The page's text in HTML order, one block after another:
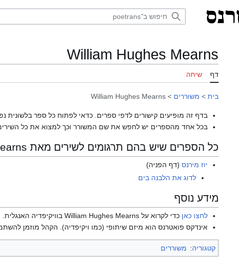
William Hughes Mearns
דף שיחה
בית > משוררים >
William Hughes Mearns
בדף זה מופיעים קישורים לדפי ספרים. כדאי לפתוח כל ספר בלשונית
בכל אחד מהספרים יש לחפש את שם המשורר וכך למצוא את כל
כל הספרים שיש בהם תרגומים לשירים מאת William Hughes Mearns
יוז מירנס (דף הפניה)
לדוג את הלבנה בים
מידע נוסף
לחצו כאן כדי לקרוא על William Hughes Mearns בוויקיפדיה האנגלית.
אינדקס פואטרנס הוא מיזם שיתופי (כמו ויקיפדיה). הקהל מוזמן
קטגוריה: משוררים